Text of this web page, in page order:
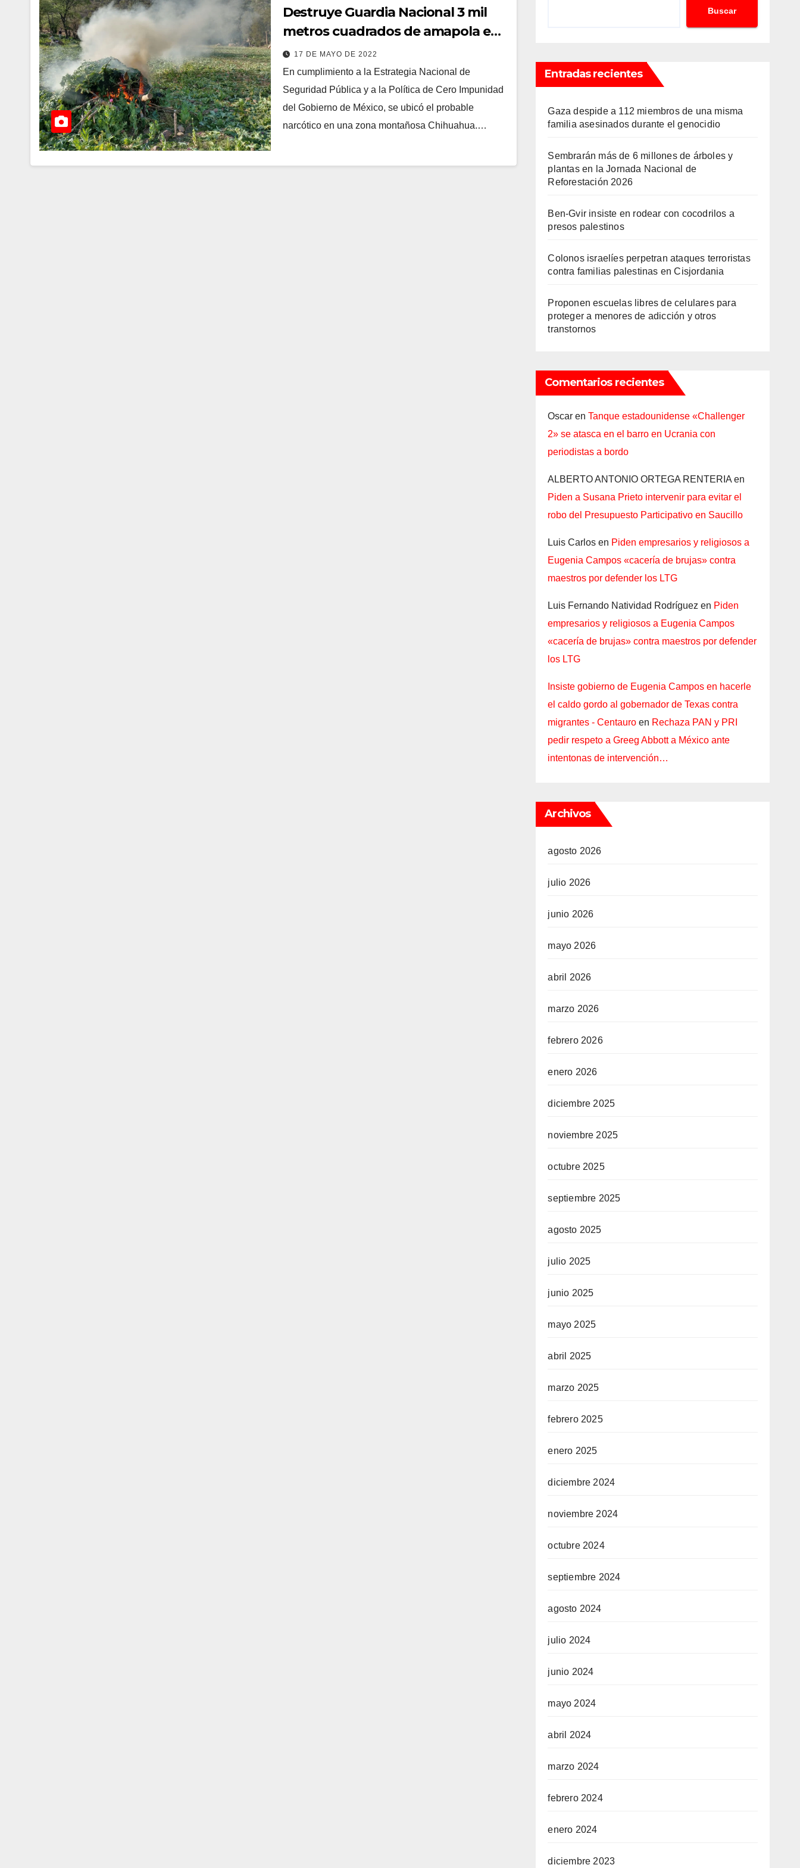
Destruye Guardia Nacional 3 mil
metros cuadrados de amapola en
municipio de Guerrero
17 DE MAYO DE 2022
En cumplimiento a la Estrategia Nacional de
Seguridad Pública y a la Política de Cero Impunidad
del Gobierno de México, se ubicó el probable
narcótico en una zona montañosa Chihuahua.…
Buscar
Entradas recientes
Gaza despide a 112 miembros de una misma
familia asesinados durante el genocidio
Sembrarán más de 6 millones de árboles y
plantas en la Jornada Nacional de
Reforestación 2026
Ben-Gvir insiste en rodear con cocodrilos a
presos palestinos
Colonos israelíes perpetran ataques terroristas
contra familias palestinas en Cisjordania
Proponen escuelas libres de celulares para
proteger a menores de adicción y otros
transtornos
Comentarios recientes
Oscar enTanque estadounidense «Challenger
2» se atasca en el barro en Ucrania con
periodistas a bordo
ALBERTO ANTONIO ORTEGA RENTERIA en
Piden a Susana Prieto intervenir para evitar el
robo del Presupuesto Participativo en Saucillo
Luis Carlos en Piden empresarios y religiosos a
Eugenia Campos «cacería de brujas» contra
maestros por defender los LTG
Luis Fernando Natividad Rodríguez en Piden
empresarios y religiosos a Eugenia Campos
«cacería de brujas» contra maestros por defender
los LTG
Insiste gobierno de Eugenia Campos en hacerle
el caldo gordo al gobernador de Texas contra
migrantes - Centauro en Rechaza PAN y PRI
pedir respeto a Greeg Abbott a México ante
intentonas de intervención…
Archivos
agosto 2026
julio 2026
junio 2026
mayo 2026
abril 2026
marzo 2026
febrero 2026
enero 2026
diciembre 2025
noviembre 2025
octubre 2025
septiembre 2025
agosto 2025
julio 2025
junio 2025
mayo 2025
abril 2025
marzo 2025
febrero 2025
enero 2025
diciembre 2024
noviembre 2024
octubre 2024
septiembre 2024
agosto 2024
julio 2024
junio 2024
mayo 2024
abril 2024
marzo 2024
febrero 2024
enero 2024
diciembre 2023